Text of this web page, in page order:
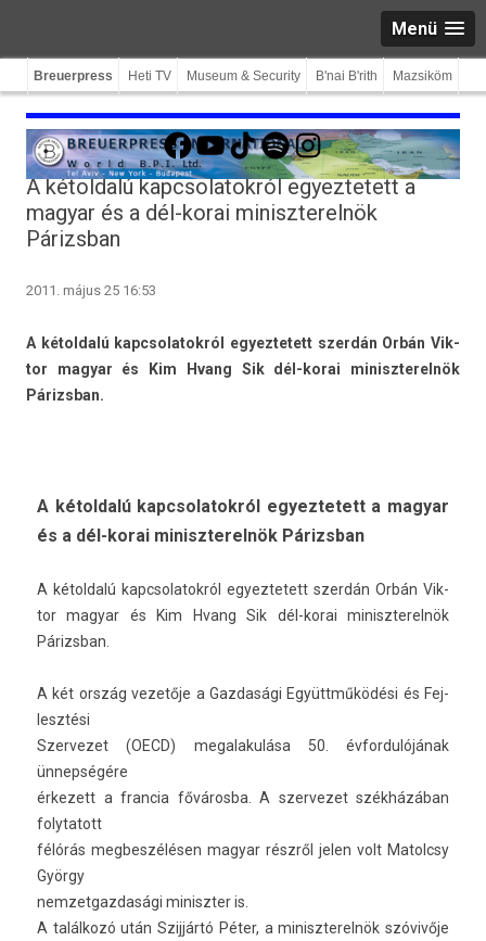
Menü
Breuerpress Heti TV Museum & Security B'nai B'rith Mazsiköm
Facebook
YouTube
TikTokSpotifyInstagram
A kétoldalú kapcsolatokról egyeztetett a
magyar és a dél-korai miniszterelnök
Párizsban
2011. május 25 16:53
A kétold­alú kapcsolatok­ról egyez­tetett szerdán Orbán Vik­
tor magyar és Kim Hvang Sik dél-korai miniszterel­nök
Párizsban.
A kétold­alú kapcsolatok­ról egyez­tetett a magyar
és a dél-korai miniszterel­nök Párizsban
A kétold­alú kapcsolatok­ról egyez­tetett szerdán Orbán Vik­
tor magyar és Kim Hvang Sik dél-korai miniszterel­nök
Párizsban.
A két ország vezetője a Gaz­dasági Együttműködési és Fej­
lesztési
Szer­vezet (OECD) megalakulása 50. évfor­dulójának
ünnepségére
érkezett a fran­cia fővárosba. A szer­vezet székházában
folytatott
félórás meg­beszélés­en magyar részről jelen volt Matolcsy
György
nem­zetgaz­dasági miniszt­er is.
A találkozó után Szijjártó Péter, a miniszterel­nök szóvivője